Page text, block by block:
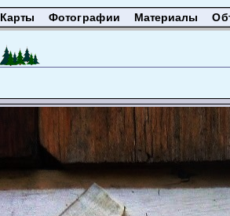
Карты Фотографии Материалы